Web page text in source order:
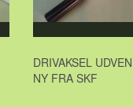
DRIVAKSEL
NY FRA SKF